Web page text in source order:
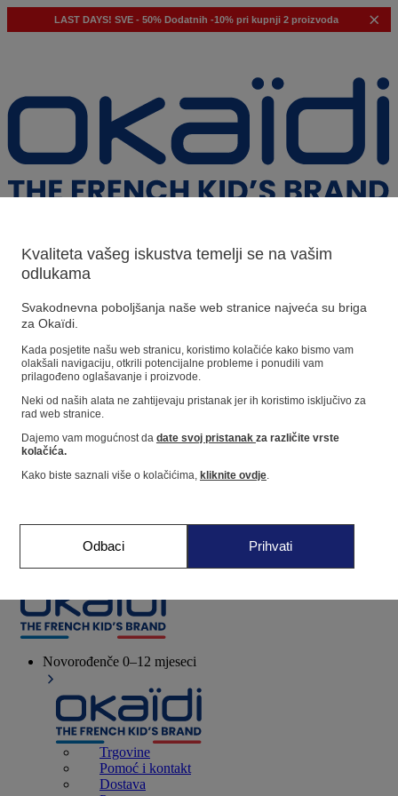
LAST DAYS! SVE - 50% Dodatnih -10% pri kupnji 2 proizvoda
Naši prijedlozi
Predloženi proizvodi
Pogledajte sve proizvode
Dućan
Novorođenče 0–12 mjeseci
Trgovine
Pomoć i kontakt
Dostava
Kvaliteta vašeg iskustva temelji se na vašim
odlukama
Svakodnevna poboljšanja naše web stranice najveća su briga
za Okaïdi.
Kada posjetite našu web stranicu, koristimo kolačiće kako bismo vam
olakšali navigaciju, otkrili potencijalne probleme i ponudili vam
prilagođeno oglašavanje i proizvode.
Neki od naših alata ne zahtijevaju pristanak jer ih koristimo isključivo za
rad web stranice.
Dajemo vam mogućnost da date svoj pristanak za različite vrste
kolačića.
Kako biste saznali više o kolačićima, kliknite ovdje.
Odbaci Prihvati